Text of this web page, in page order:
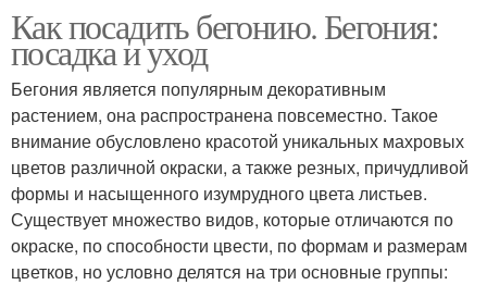
Как посадить бегонию. Бегония:
посадка и уход
Бегония является популярным декоративным
растением, она распространена повсеместно. Такое
внимание обусловлено красотой уникальных махровых
цветов различной окраски, а также резных, причудливой
формы и насыщенного изумрудного цвета листьев.
Существует множество видов, которые отличаются по
окраске, по способности цвести, по формам и размерам
цветков, но условно делятся на три основные группы: